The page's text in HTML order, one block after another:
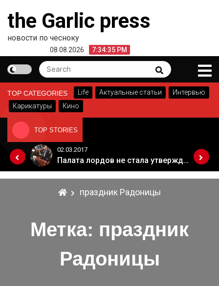
content
the Garlic press
новости по чесноку
08.08.2026 7:34:35 PM
Search
for:
Search
TOP CATEGORIES Life Актуальные статьи
Интервью
Карикатуры
Кино
TOP STORIES
Когда Россия разрешит полеты в Грузию. Позиция Кремля
02.03.2017
Палата лордов не стала утверждать законопроект о "брексите"
праздник Радоницы
Метка: праздник
Радоницы